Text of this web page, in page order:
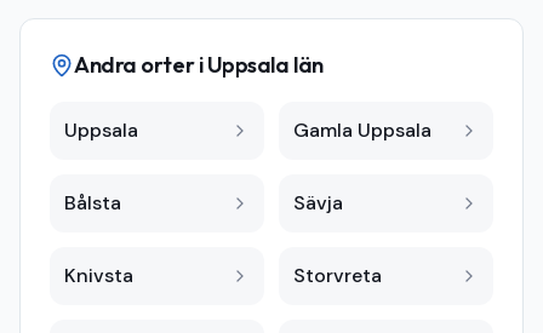
Andra orter iUppsala län
Uppsala Gamla Uppsala
Bålsta Sävja
Knivsta Storvreta